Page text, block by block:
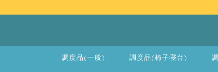
調度品(一般) 調度品(椅子寝台)